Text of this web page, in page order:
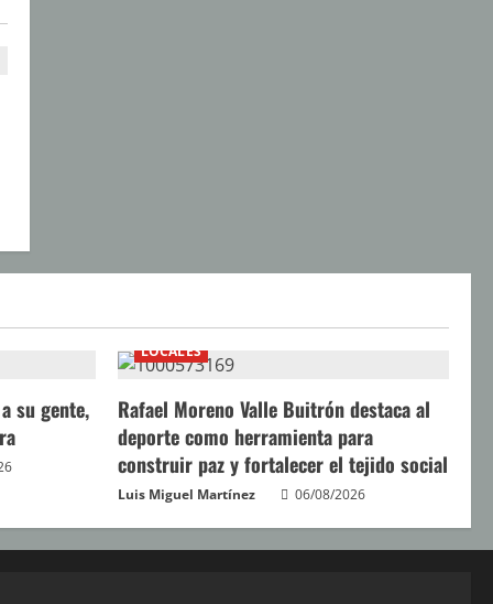
su gente,
LOCALES
Rafael Moreno Valle Buitrón destaca al
deporte como herramienta para
construir paz y fortalecer el tejido social
Luis Miguel Martínez 06/08/2026